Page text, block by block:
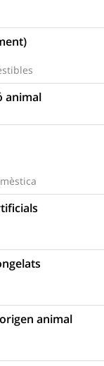
animal
animal